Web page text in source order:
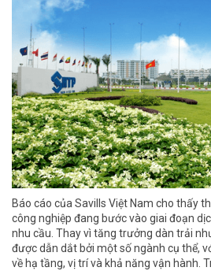
Báo cáo của Savills Việt Nam cho thấy
công nghiệp đang bước vào giai đoạn
nhu cầu. Thay vì tăng trưởng dàn trải
được dẫn dắt bởi một số ngành cụ thể,
về hạ tầng, vị trí và khả năng vận hành.